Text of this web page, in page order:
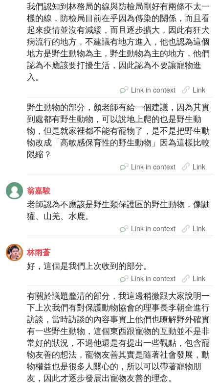
我們認知到林務局的線與防檢局剛好有兩條不太一
樣的線，防檢局目前在乎因為傳染的關係，而且看
起來疫情並沒有減緩，而且逐步擴大，因此有狂犬
病流行的地方，不建議有地方進入，他也認為這個
地方是野生動物為主，野生動物為主的地方，他們
認為不應該要打擾生活，因此認為不要讓寵物進
入。
Link in context Link
野生動物的部分，顏老師有給一個建議，因為其實
到處都有野生動物，可以說地上爬的也是野生動
物，但是就家裡都不能有寵物了，是不是把野生動
物改成「高敏感保育性的野生動物」因為這樣比較
限縮？
Link in context Link
翁嘉駿
老師認為不應該是野生類保護區的野生動物，像鼬
獾、山羌、水鹿。
Link in context Link
林雨蒼
好，這個是我們上次收到的部分。
Link in context Link
有關於議題釐清的部分，我這邊稍微跟大家說明一
下上次我們有對保護動物協會的理事長李朝全進行
訪談，當時訪談的內容事實上他們也瞭解野外確實
有一些野生動物，這個東西跟寵物的互動並不是非
常好的狀況，不過他還是有提出一些觀點，包含寵
物友善的想法，寵物友善其實是隨著社會發展，動
物權益也是很多人關心的，所以可以帶著寵物朋
友，因此才逐步發展出寵物友善的理念。